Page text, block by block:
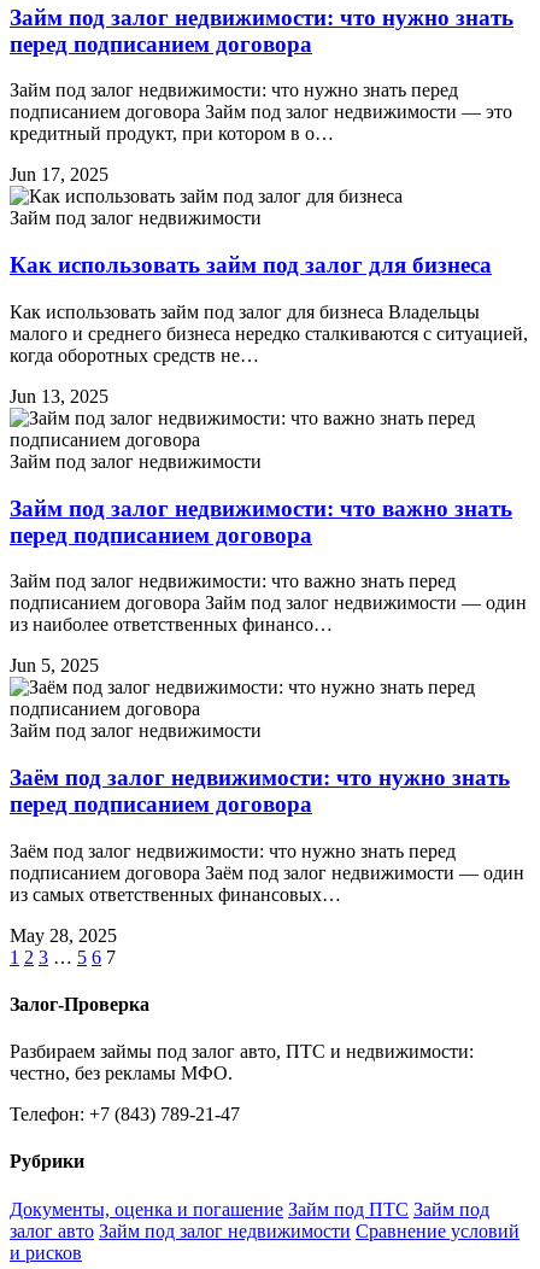
Займ под залог недвижимости: что нужно знать
перед подписанием договора
Займ под залог недвижимости: что нужно знать перед
подписанием договора Займ под залог недвижимости — это
кредитный продукт, при котором в о…
Jun 17, 2025
Займ под залог недвижимости
Как использовать займ под залог для бизнеса
Как использовать займ под залог для бизнеса Владельцы
малого и среднего бизнеса нередко сталкиваются с ситуацией,
когда оборотных средств не…
Jun 13, 2025
Займ под залог недвижимости
Займ под залог недвижимости: что важно знать
перед подписанием договора
Займ под залог недвижимости: что важно знать перед
подписанием договора Займ под залог недвижимости — один
из наиболее ответственных финансо…
Jun 5, 2025
Займ под залог недвижимости
Заём под залог недвижимости: что нужно знать
перед подписанием договора
Заём под залог недвижимости: что нужно знать перед
подписанием договора Заём под залог недвижимости — один
из самых ответственных финансовых…
May 28, 2025
1 2 3 … 5 6 7
Залог-Проверка
Разбираем займы под залог авто, ПТС и недвижимости:
честно, без рекламы МФО.
Телефон: +7 (843) 789-21-47
Рубрики
Документы, оценка и погашение Займ под ПТС Займ под
залог авто Займ под залог недвижимости Сравнение условий
и рисков